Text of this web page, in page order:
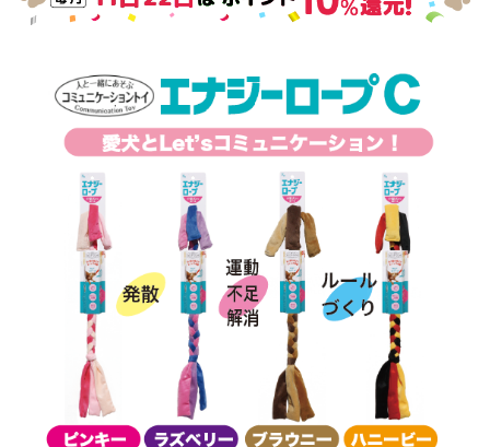
美容・ケア用品 服・おさんぽ用品
日用品（デイリー） リビング雑貨
トリマーグッズ シニアサポート
お問い合わせ